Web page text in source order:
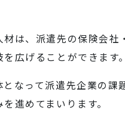
は、派遣先の保険会
広げることができます。
なって派遣先企業の
進めてまいります。